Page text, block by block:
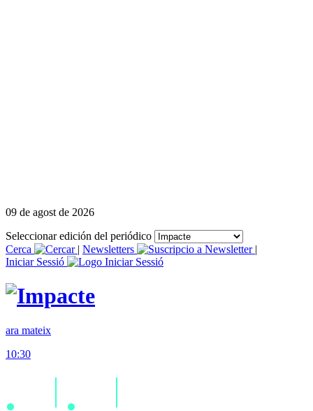
09 de agost de 2026
Seleccionar edición del periódico
Cerca
| Newsletters
|
Iniciar Sessió
ara mateix
10:30